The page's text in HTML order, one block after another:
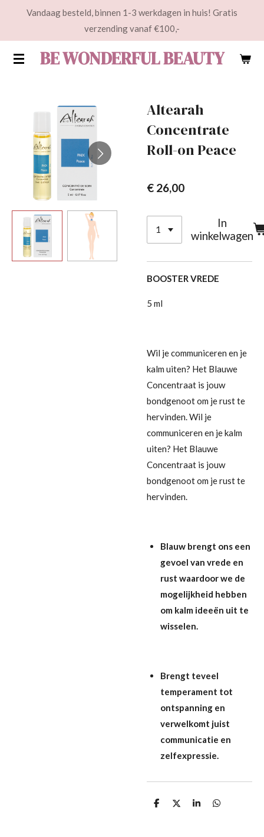
de
BE WONDERFUL BEAUTY
Vandaag besteld, binnen 1-3 werkdagen in huis! Gratis
verzending vanaf €100,-
Altearah
Concentrate
Roll-on Peace
€ 26,00
In
winkelwagen
BOOSTER VREDE
5 ml
Wil je communiceren en je
kalm uiten? Het Blauwe
Concentraat is jouw
bondgenoot om je rust te
hervinden. Wil je
communiceren en je kalm
uiten? Het Blauwe
Concentraat is jouw
bondgenoot om je rust te
hervinden.
Blauw brengt ons een
gevoel van vrede en
rust waardoor we de
mogelijkheid hebben
om kalm ideeën uit te
wisselen.
Brengt teveel
temperament tot
ontspanning en
verwelkomt juist
communicatie en
zelfexpressie.
D
D
S
D